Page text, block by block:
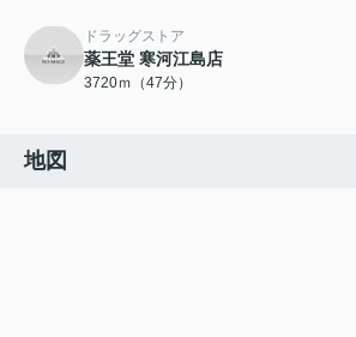
ドラッグストア
薬王堂 寒河江島店
3720ｍ（47分）
地図